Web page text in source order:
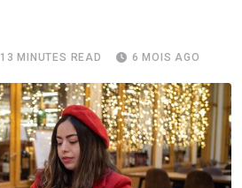
13 MINUTES READ 6 MOIS AGO